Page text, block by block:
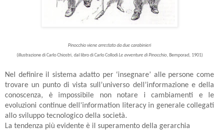
Pinocchio viene arrestato da due carabinieri
(illustrazione di Carlo Chiostri, dal libro di Carlo CollodiLe avventure di Pinocchio, Bemporad, 1901)
Nel definire il sistema adatto per ‘insegnare’ alle persone come
trovare un punto di vista sull’universo dell’informazione e della
conoscenza, è impossibile non notare i cambiamenti e le
evoluzioni continue dell’information literacy in generale collegati
allo sviluppo tecnologico della società.
La tendenza più evidente è il superamento della gerarchia